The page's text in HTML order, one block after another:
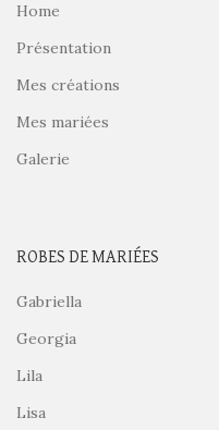
Home
Présentation
Mes créations
Mes mariées
Galerie
ROBES DE MARIÉES
Gabriella
Georgia
Lila
Lisa